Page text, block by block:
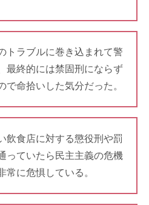
トラブルに巻き込まれて警
最終的には禁固刑にならず
で命拾いした気分だった。
飲食店に対する懲役刑や罰
っていたら民主主義の危機
常に危惧している。